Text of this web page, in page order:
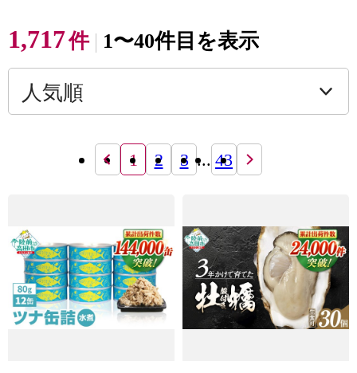
1,717件 1〜40件目を表示
1 2 3 ... 43